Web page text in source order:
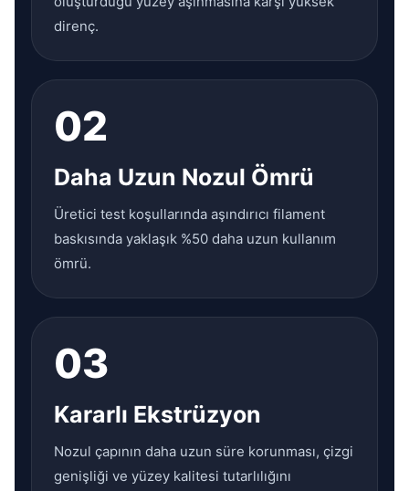
direnç.
02
Daha Uzun Nozul Ömrü
Üretici test koşullarında aşındırıcı filament
baskısında yaklaşık %50 daha uzun kullanım
ömrü.
03
Kararlı Ekstrüzyon
Nozul çapının daha uzun süre korunması, çizgi
genişliği ve yüzey kalitesi tutarlılığını